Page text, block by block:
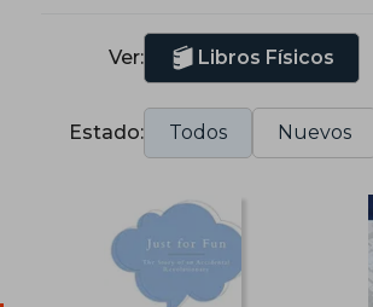
Ver: Libros Físicos
Estado: Todos Nuevos